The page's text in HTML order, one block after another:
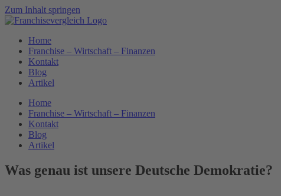
Zum Inhalt springen
Home
Franchise – Wirtschaft – Finanzen
Kontakt
Blog
Artikel
Home
Franchise – Wirtschaft – Finanzen
Kontakt
Blog
Artikel
Was genau ist unsere Deutsche Demokratie?